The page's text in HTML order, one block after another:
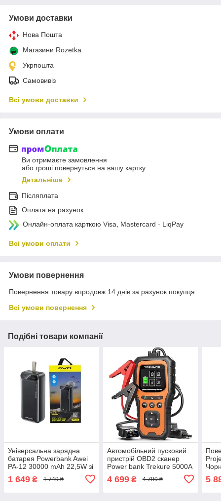
Умови доставки
Нова Пошта
Магазини Rozetka
Укрпошта
Самовивіз
Всі умови доставки
Умови оплати
Ви отримаєте замовлення
або гроші повернуться на вашу картку
Детальніше
Післяплата
Оплата на рахунок
Онлайн-оплата карткою Visa, Mastercard - LiqPay
Всі умови оплати
Умови повернення
Повернення товару впродовж 14 днів за рахунок покупця
Всі умови повернення
Подібні товари компанії
Універсальна зарядна
батарея Powerbank Awei
PA-12 30000 mAh 22,5W зі
Чорний
1 649 ₴ 1 749 ₴
Автомобільний пусковий
пристрій OBD2 сканер
Power bank Trekure 5000A
4 699₴ 4 799 ₴ 5